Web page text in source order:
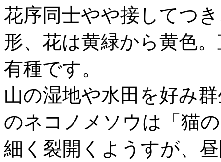
花序同士やや接してつ
形、花は黄緑から黄色
有種です。
山の湿地や水田を好み
のネコノメソウは「猫
細く裂開くようすが、